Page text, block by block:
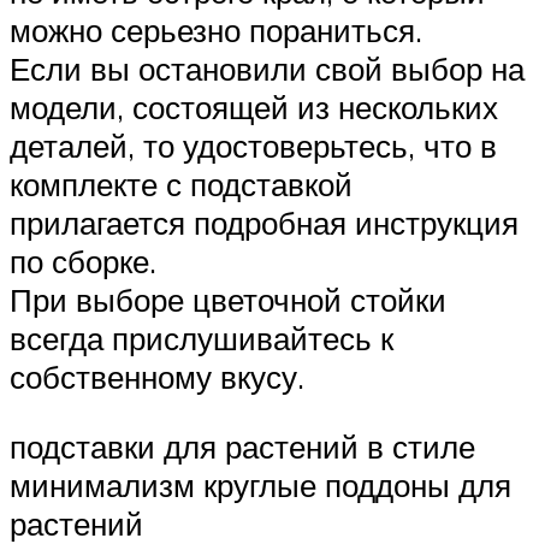
можно серьезно пораниться.
Если вы остановили свой выбор на
модели, состоящей из нескольких
деталей, то удостоверьтесь, что в
комплекте с подставкой
прилагается подробная инструкция
по сборке.
При выборе цветочной стойки
всегда прислушивайтесь к
собственному вкусу.
подставки для растений в стиле
минимализм круглые поддоны для
растений